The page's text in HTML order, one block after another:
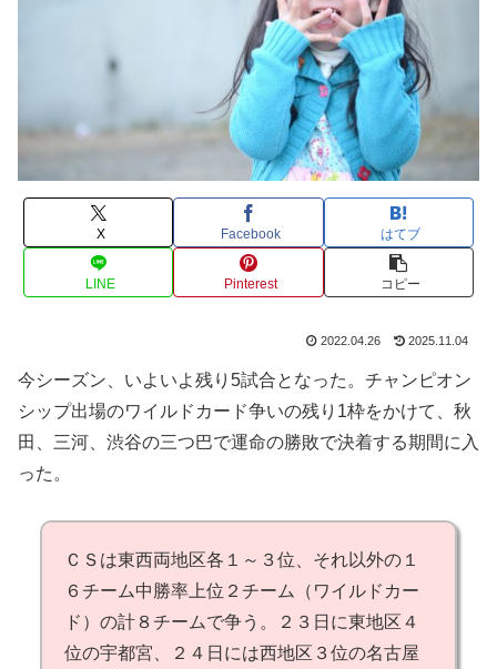
X Facebook はてブ
LINE Pinterest コピー
2022.04.26 2025.11.04
今シーズン、いよいよ残り5試合となった。チャンピオン
シップ出場のワイルドカード争いの残り1枠をかけて、秋
田、三河、渋谷の三つ巴で運命の勝敗で決着する期間に入
った。
ＣＳは東西両地区各１～３位、それ以外の１
６チーム中勝率上位２チーム（ワイルドカー
ド）の計８チームで争う。２３日に東地区４
位の宇都宮、２４日には西地区３位の名古屋